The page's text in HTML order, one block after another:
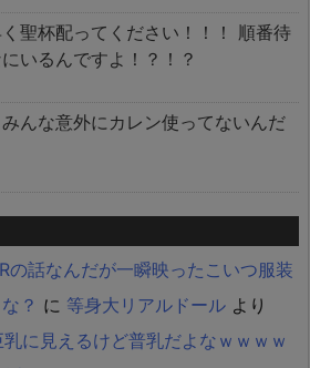
く聖杯配ってください！！！ 順番待
いるんですよ！？！？
みんな意外にカレン使ってないんだ
の話なんだが一瞬映ったこいつ服装
？ に 等身大リアルドール より
乳に見えるけど普乳だよなｗｗｗｗ